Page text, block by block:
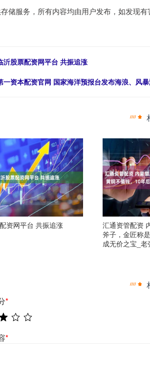
储服务，所有内容均由用户发布，如发现有
沂股票配资网平台 共振追涨
一资本配资官网 国家海洋预报台发布海浪、风
资网平台 共振追涨
汇通资管配资
斧子，金匠称
成无价之宝_
*
*